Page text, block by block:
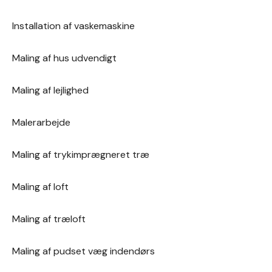
Installation af vaskemaskine
Maling af hus udvendigt
Maling af lejlighed
Malerarbejde
Maling af trykimprægneret træ
Maling af loft
Maling af træloft
Maling af pudset væg indendørs